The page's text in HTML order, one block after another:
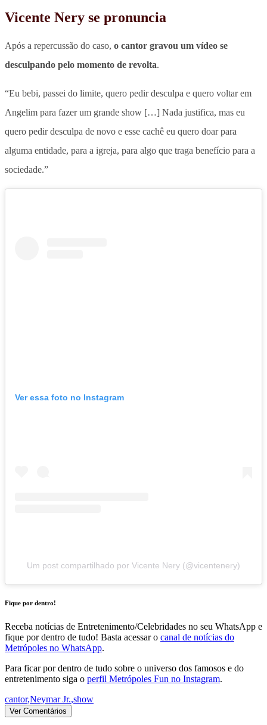
Vicente Nery se pronuncia
Após a repercussão do caso, o cantor gravou um vídeo se
desculpando pelo momento de revolta.
“Eu bebi, passei do limite, quero pedir desculpa e quero voltar em
Angelim para fazer um grande show […] Nada justifica, mas eu
quero pedir desculpa de novo e esse cachê eu quero doar para
alguma entidade, para a igreja, para algo que traga benefício para a
sociedade.”
Ver essa foto no Instagram
Um post compartilhado por Vicente Nery (@vicentenery)
Fique por dentro!
Receba notícias de Entretenimento/Celebridades no seu WhatsApp e
fique por dentro de tudo! Basta acessar o canal de notícias do
Metrópoles no WhatsApp.
Para ficar por dentro de tudo sobre o universo dos famosos e do
entretenimento siga o perfil Metrópoles Fun no Instagram.
cantor,Neymar Jr.,show
Ver Comentários